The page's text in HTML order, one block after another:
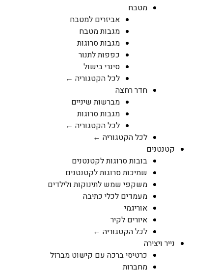
מטבח
אביזרים למטבח
מגבות מטבח
מגבות סרוגות
כפפות לתנור
סינרי בישול
לכל הקטגוריה ←
חדר רחצה
מברשות שיניים
מגבות סרוגות
לכל הקטגוריה ←
לכל הקטגוריה ←
קטנטנים
בובות סרוגות לקטנטנים
שמיכות סרוגות לקטנטנים
משקפי שמש לתינוקות ולילדים
מעמדים לכלי כתיבה
אוריגמי
איורים לקיר
לכל הקטגוריה ←
נייר ויצירה
כרטיסי ברכה עם קישוט מברזל
מחברות